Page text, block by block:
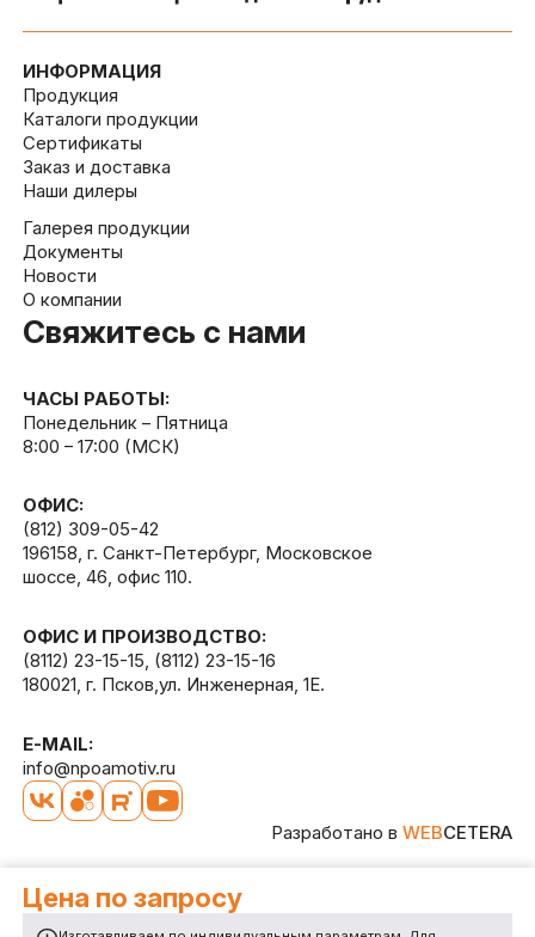
Цена по запросу
ИНФОРМАЦИЯ
Продукция
Каталоги продукции
Сертификаты
Заказ и доставка
Наши дилеры
Галерея продукции
Документы
Новости
О компании
Свяжитесь с нами
ЧАСЫ РАБОТЫ:
Понедельник – Пятница
8:00 – 17:00 (МСК)
ОФИС:
(812) 309-05-42
196158, г. Санкт-Петербург, Московское
шоссе, 46, офис 110.
ОФИС И ПРОИЗВОДСТВО:
(8112) 23-15-15, (8112) 23-15-16
180021, г. Псков,ул. Инженерная, 1Е.
E-MAIL:
info@npoamotiv.ru
Разработано вWEBCETERA